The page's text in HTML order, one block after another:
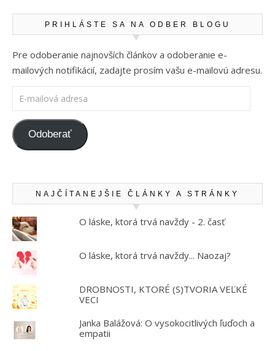
PRIHLÁSTE SA NA ODBER BLOGU
Pre odoberanie najnovších článkov a odoberanie e-
mailových notifikácií, zadajte prosím vašu e-mailovú adresu.
E-mailová adresa
Odoberať
NAJČÍTANEJŠIE ČLÁNKY A STRÁNKY
O láske, ktorá trvá navždy - 2. časť
O láske, ktorá trvá navždy... Naozaj?
DROBNOSTI, KTORÉ (S)TVORIA VEĽKÉ
VECI
Janka Balážová: O vysokocitlivých ľuďoch a
empatii